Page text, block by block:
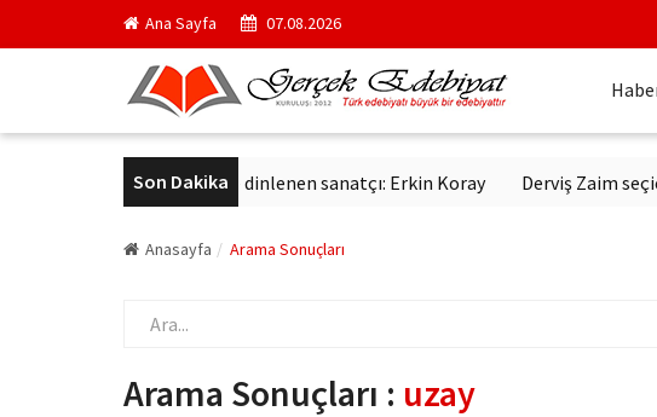
Ana Sayfa 07.08.2026
Son Dakika
yıldır aynı sevgiyle dinlenen sanatçı: Erkin Koray Derviş Zaim seçici
Anasayfa Arama Sonuçları
Arama Sonuçları : uzay